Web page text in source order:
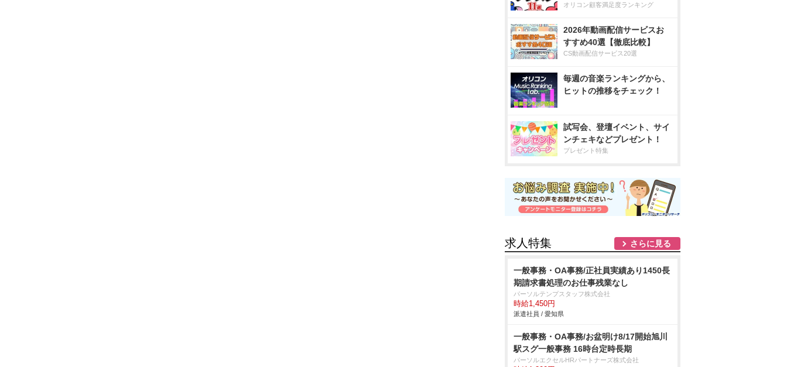
オリコン顧客満足度ランキング
2026年動画配信サービスお
すすめ40選【徹底比較】
CS動画配信サービス20選
毎週の音楽ランキングから、
ヒットの推移をチェック！
試写会、登壇イベント、サイ
ンチェキなどプレゼント！
プレゼント特集
求人特集 さらに見る
一般事務・OA事務/正社員実績あり1450長
期請求書処理のお仕事残業なし
パーソルテンプスタッフ株式会社
時給1,450円
派遣社員 / 愛知県
一般事務・OA事務/お盆明け8/17開始旭川
駅スグ一般事務 16時台定時長期
パーソルエクセルHRパートナーズ株式会社